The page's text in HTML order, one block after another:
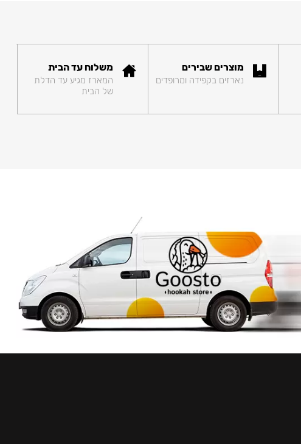
מוצרים שבירים
נארזים בקפידה ומרופדים
משלוח עד הבית
המארז מגיע עד הדלת
של הבית